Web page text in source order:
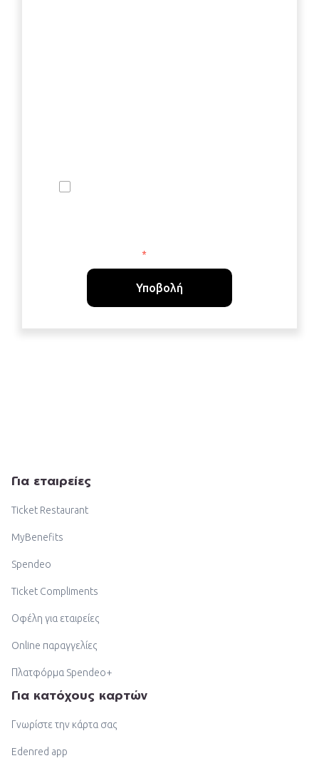
*
Για εταιρείες
Ticket Restaurant
MyBenefits
Spendeo
Ticket Compliments
Οφέλη για εταιρείες
Online παραγγελίες
Πλατφόρμα Spendeo+
Για κατόχους καρτών
Γνωρίστε την κάρτα σας
Edenred app